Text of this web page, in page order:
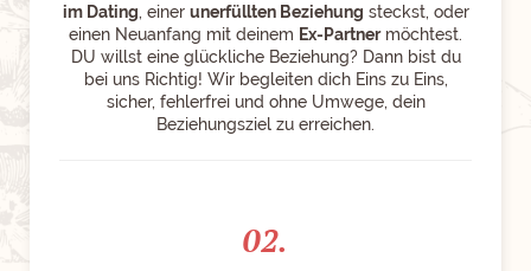
im Dating, einer unerfüllten Beziehung steckst, oder
einen Neuanfang mit deinem Ex-Partnermöchtest.
DU willst eine glückliche Beziehung? Dann bist du
bei uns Richtig! Wir begleiten dich Eins zu Eins,
sicher, fehlerfrei und ohne Umwege, dein
Beziehungsziel zu erreichen.
02.